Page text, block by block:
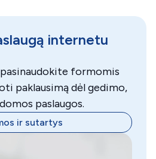
internetu
formomis
paklausimą dėl gedimo,
paslaugos.
ir sutartys